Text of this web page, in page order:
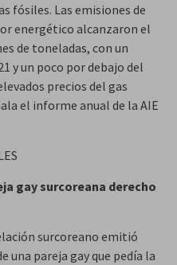
fósiles. Las emisiones de
energético alcanzaron el
de toneladas, con un
y un poco por debajo del
precios del gas
el informe anual de la AIE
gay surcoreana derecho
surcoreano emitió
una pareja gay que pedía la